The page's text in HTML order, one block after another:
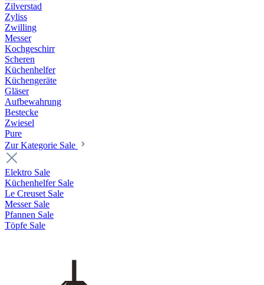
Zilverstad
Zyliss
Zwilling
Messer
Kochgeschirr
Scheren
Küchenhelfer
Küchengeräte
Gläser
Aufbewahrung
Bestecke
Zwiesel
Pure
Zur Kategorie Sale
Elektro Sale
Küchenhelfer Sale
Le Creuset Sale
Messer Sale
Pfannen Sale
Töpfe Sale